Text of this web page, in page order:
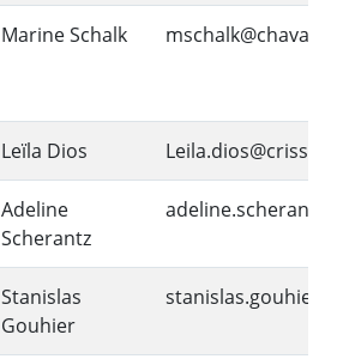
Marine Schalk
Leïla Dios
Adeline
Scherantz
Stanislas
Gouhier